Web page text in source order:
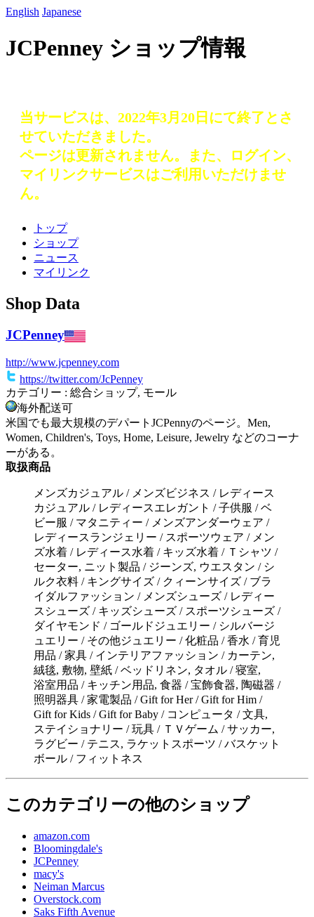
English Japanese
JCPenney ショップ情報
当サービスは、2022年3月20日にて終了とさ
せていただきました。
ページは更新されません。また、ログイン、
マイリンクサービスはご利用いただけませ
ん。
トップ
ショップ
ニュース
マイリンク
Shop Data
JCPenney
http://www.jcpenney.com
https://twitter.com/JcPenney
カテゴリー : 総合ショップ, モール
海外配送可
米国でも最大規模のデパートJCPennyのページ。Men,
Women, Children's, Toys, Home, Leisure, Jewelry などのコーナ
ーがある。
取扱商品
メンズカジュアル / メンズビジネス / レディース
カジュアル / レディースエレガント / 子供服 / ベ
ビー服 / マタニティー / メンズアンダーウェア /
レディースランジェリー / スポーツウェア / メン
ズ水着 / レディース水着 / キッズ水着 / Ｔシャツ /
セーター, ニット製品 / ジーンズ, ウエスタン / シ
ルク衣料 / キングサイズ / クィーンサイズ / ブラ
イダルファッション / メンズシューズ / レディー
スシューズ / キッズシューズ / スポーツシューズ /
ダイヤモンド / ゴールドジュエリー / シルバージ
ュエリー / その他ジュエリー / 化粧品 / 香水 / 育児
用品 / 家具 / インテリアファッション / カーテン,
絨毯, 敷物, 壁紙 / ベッドリネン, タオル / 寝室,
浴室用品 / キッチン用品, 食器 / 宝飾食器, 陶磁器 /
照明器具 / 家電製品 / Gift for Her / Gift for Him /
Gift for Kids / Gift for Baby / コンピュータ / 文具,
ステイショナリー / 玩具 / ＴＶゲーム / サッカー,
ラグビー / テニス, ラケットスポーツ / バスケット
ボール / フィットネス
このカテゴリーの他のショップ
amazon.com
Bloomingdale's
JCPenney
macy's
Neiman Marcus
Overstock.com
Saks Fifth Avenue